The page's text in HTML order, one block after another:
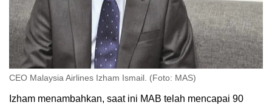
CEO Malaysia Airlines Izham Ismail. (Foto: MAS)
Izham menambahkan, saat ini MAB telah mencapai 90